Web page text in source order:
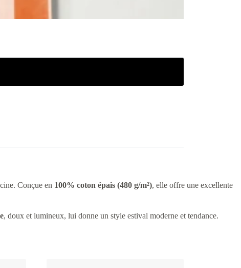
Conçue en 100% coton épais (480 g/m²), elle offre une excellente
, doux et lumineux, lui donne un style estival moderne et tendance.